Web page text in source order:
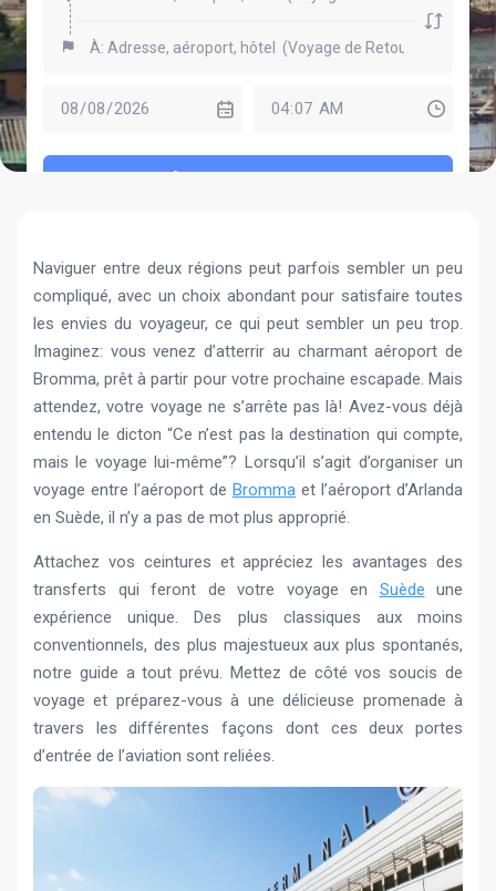
Naviguer entre deux régions peut parfois sembler un peu
compliqué, avec un choix abondant pour satisfaire toutes
les envies du voyageur, ce qui peut sembler un peu trop.
Imaginez: vous venez d’atterrir au charmant aéroport de
Bromma, prêt à partir pour votre prochaine escapade. Mais
attendez, votre voyage ne s’arrête pas là! Avez-vous déjà
entendu le dicton “Ce n’est pas la destination qui compte,
mais le voyage lui-même”? Lorsqu’il s’agit d’organiser un
voyage entre l’aéroport de Bromma et l’aéroport d’Arlanda
en Suède, il n’y a pas de mot plus approprié.
Attachez vos ceintures et appréciez les avantages des
transferts qui feront de votre voyage en Suède une
expérience unique. Des plus classiques aux moins
conventionnels, des plus majestueux aux plus spontanés,
notre guide a tout prévu. Mettez de côté vos soucis de
voyage et préparez-vous à une délicieuse promenade à
travers les différentes façons dont ces deux portes
d’entrée de l’aviation sont reliées.